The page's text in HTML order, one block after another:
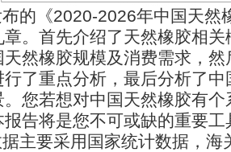
的《2020-2026年中国天然
。首先介绍了天然橡胶相
然橡胶规模及消费需求，
了重点分析，最后分析了
您若想对中国天然橡胶有
告将是您不可或缺的重要工
主要采用国家统计数据，海